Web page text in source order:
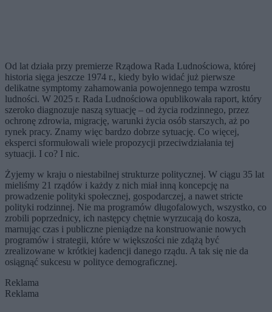
Od lat działa przy premierze Rządowa Rada Ludnościowa, której
historia sięga jeszcze 1974 r., kiedy było widać już pierwsze
delikatne symptomy zahamowania powojennego tempa wzrostu
ludności. W 2025 r. Rada Ludnościowa opublikowała raport, który
szeroko diagnozuje naszą sytuację – od życia rodzinnego, przez
ochronę zdrowia, migrację, warunki życia osób starszych, aż po
rynek pracy. Znamy więc bardzo dobrze sytuację. Co więcej,
eksperci sformułowali wiele propozycji przeciwdziałania tej
sytuacji. I co? I nic.
Żyjemy w kraju o niestabilnej strukturze politycznej. W ciągu 35 lat
mieliśmy 21 rządów i każdy z nich miał inną koncepcję na
prowadzenie polityki społecznej, gospodarczej, a nawet stricte
polityki rodzinnej. Nie ma programów długofalowych, wszystko, co
zrobili poprzednicy, ich następcy chętnie wyrzucają do kosza,
marnując czas i publiczne pieniądze na konstruowanie nowych
programów i strategii, które w większości nie zdążą być
zrealizowane w krótkiej kadencji danego rządu. A tak się nie da
osiągnąć sukcesu w polityce demograficznej.
Reklama
Reklama